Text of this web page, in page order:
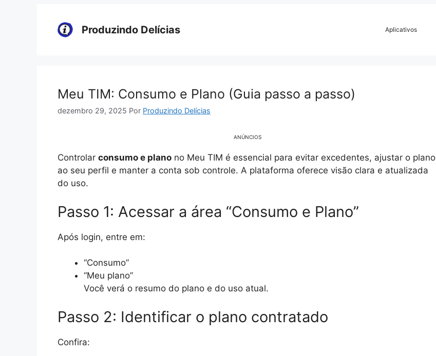
Produzindo Delícias Aplicativos
Meu TIM: Consumo e Plano (Guia passo a passo)
dezembro 29, 2025 Por Produzindo Delícias
ANÚNCIOS
Controlar consumo e plano no Meu TIM é essencial para evitar excedentes, ajustar o plano
ao seu perfil e manter a conta sob controle. A plataforma oferece visão clara e atualizada
do uso.
Passo 1: Acessar a área “Consumo e Plano”
Após login, entre em:
“Consumo”
“Meu plano”
Você verá o resumo do plano e do uso atual.
Passo 2: Identificar o plano contratado
Confira: